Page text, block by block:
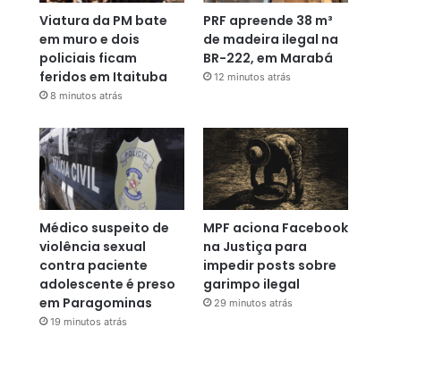
Viatura da PM bate
em muro e dois
policiais ficam
feridos em Itaituba
8 minutos atrás
PRF apreende 38 m³
de madeira ilegal na
BR-222, em Marabá
12 minutos atrás
Médico suspeito de
violência sexual
contra paciente
adolescente é preso
em Paragominas
19 minutos atrás
MPF aciona Facebook
na Justiça para
impedir posts sobre
garimpo ilegal
29 minutos atrás